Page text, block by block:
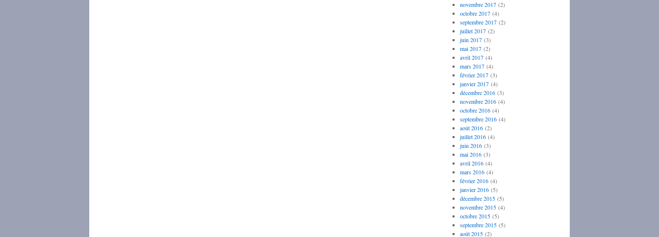
novembre 2017(2)
octobre 2017(4)
septembre 2017(2)
juillet 2017(2)
juin 2017(3)
mai 2017(2)
avril 2017(4)
mars 2017(4)
février 2017(3)
janvier 2017(4)
décembre 2016(3)
novembre 2016(4)
octobre 2016(4)
septembre 2016(4)
août 2016(2)
juillet 2016(4)
juin 2016(3)
mai 2016(3)
avril 2016(4)
mars 2016(4)
février 2016(4)
janvier 2016(5)
décembre 2015(5)
novembre 2015(4)
octobre 2015(5)
septembre 2015(5)
août 2015(2)